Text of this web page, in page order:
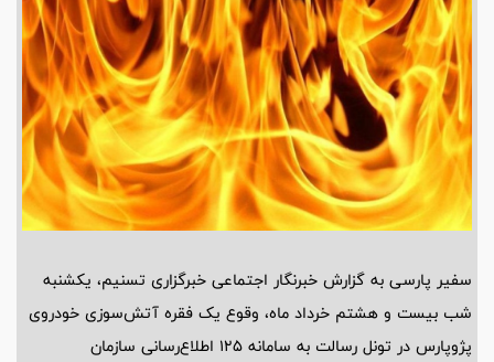
سفیر پارسی به گزارش خبرنگار اجتماعی خبرگزاری تسنیم، یکشنبه
شب بیست و هشتم خرداد ماه، وقوع یک فقره آتش‌سوزی خودروی
پژوپارس در تونل رسالت به سامانه 125 اطلاع‌رسانی سازمان